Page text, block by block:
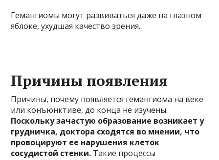
Гемангиомы могут развиваться даже на глазном
яблоке, ухудшая качество зрения.
Причины появления
Причины, почему появляется гемангиома на веке
или конъюнктиве, до конца не изучены.
Поскольку зачастую образование возникает у
грудничка, доктора сходятся во мнении, что
провоцируют ее нарушения клеток
сосудистой стенки. Такие процессы